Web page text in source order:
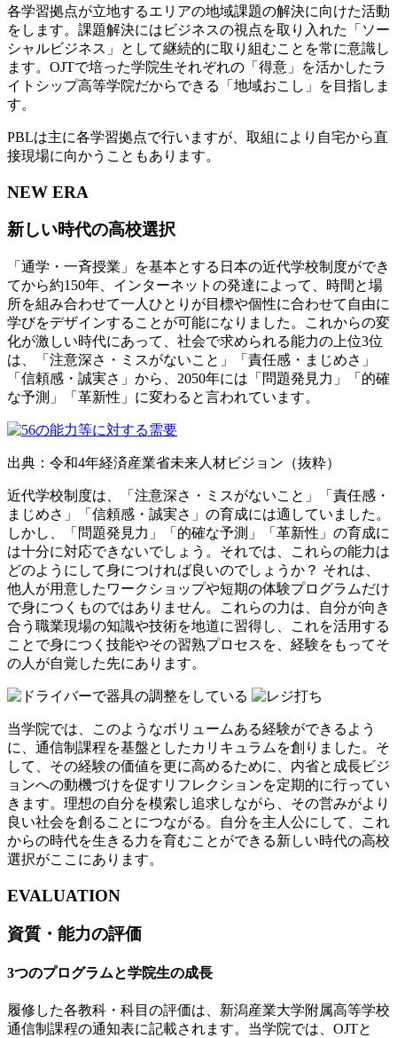
各学習拠点が立地するエリアの地域課題の解決に向けた活動
をします。課題解決にはビジネスの視点を取り入れた「ソー
シャルビジネス」として継続的に取り組むことを常に意識し
ます。OJTで培った学院生それぞれの「得意」を活かしたラ
イトシップ高等学院だからできる「地域おこし」を目指しま
す。
PBLは主に各学習拠点で行いますが、取組により自宅から直
接現場に向かうこともあります。
NEW ERA
新しい時代の高校選択
「通学・一斉授業」を基本とする日本の近代学校制度ができ
てから約150年、インターネットの発達によって、時間と場
所を組み合わせて一人ひとりが目標や個性に合わせて自由に
学びをデザインすることが可能になりました。これからの変
化が激しい時代にあって、社会で求められる能力の上位3位
は、「注意深さ・ミスがないこと」「責任感・まじめさ」
「信頼感・誠実さ」から、2050年には「問題発見力」「的確
な予測」「革新性」に変わると言われています。
出典：令和4年経済産業省未来人材ビジョン（抜粋）
近代学校制度は、「注意深さ・ミスがないこと」「責任感・
まじめさ」「信頼感・誠実さ」の育成には適していました。
しかし、「問題発見力」「的確な予測」「革新性」の育成に
は十分に対応できないでしょう。それでは、これらの能力は
どのようにして身につければ良いのでしょうか？ それは、
他人が用意したワークショップや短期の体験プログラムだけ
で身につくものではありません。これらの力は、自分が向き
合う職業現場の知識や技術を地道に習得し、これを活用する
ことで身につく技能やその習熟プロセスを、経験をもってそ
の人が自覚した先にあります。
当学院では、このようなボリュームある経験ができるよう
に、通信制課程を基盤としたカリキュラムを創りました。そ
して、その経験の価値を更に高めるために、内省と成長ビジ
ョンへの動機づけを促すリフレクションを定期的に行ってい
きます。理想の自分を模索し追求しながら、その営みがより
良い社会を創ることにつながる。自分を主人公にして、これ
からの時代を生きる力を育むことができる新しい時代の高校
選択がここにあります。
EVALUATION
資質・能力の評価
3つのプログラムと学院生の成長
履修した各教科・科目の評価は、新潟産業大学附属高等学校
通信制課程の通知表に記載されます。当学院では、OJTと